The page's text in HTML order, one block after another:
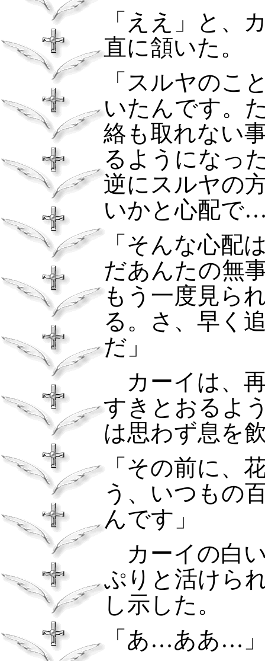
「ええ」と、
直に頷いた。
「スルヤのこ
いたんです。
絡も取れない
るようになっ
逆にスルヤの
いかと心配で
「そんな心配
だあんたの無
もう一度見ら
る。さ、早く
だ」
カーイは、
すきとおるよ
は思わず息を
「その前に、
う、いつもの
んです」
カーイの白
ぷりと活けら
し示した。
「あ…ああ…